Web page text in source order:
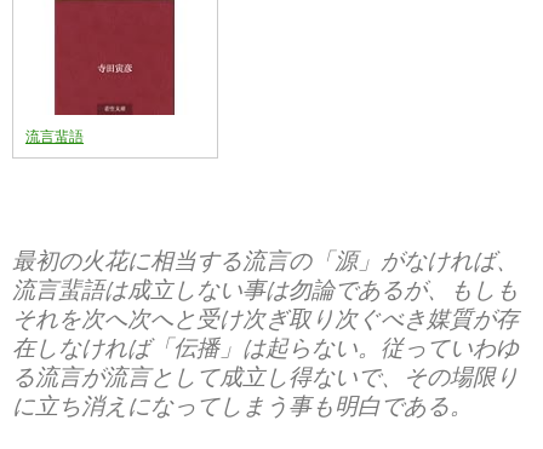
流言蜚語
最初の火花に相当する流言の「源」がなければ、
流言蜚語は成立しない事は勿論であるが、もしも
それを次へ次へと受け次ぎ取り次ぐべき媒質が存
在しなければ「伝播」は起らない。従っていわゆ
る流言が流言として成立し得ないで、その場限り
に立ち消えになってしまう事も明白である。